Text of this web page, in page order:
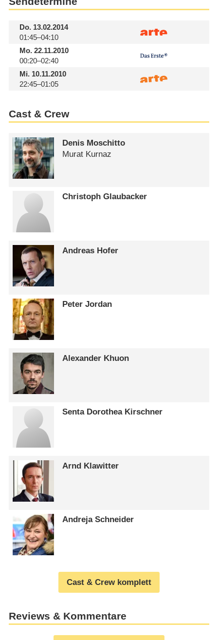
Do.13.02.2014
01:45–04:10
Mo.22.11.2010
00:20–02:40
Mi.10.11.2010
22:45–01:05
Cast & Crew
Denis Moschitto
Murat Kurnaz
Christoph Glaubacker
Andreas Hofer
Peter Jordan
Alexander Khuon
Senta Dorothea Kirschner
Arnd Klawitter
Andreja Schneider
Cast & Crew komplett
Reviews & Kommentare